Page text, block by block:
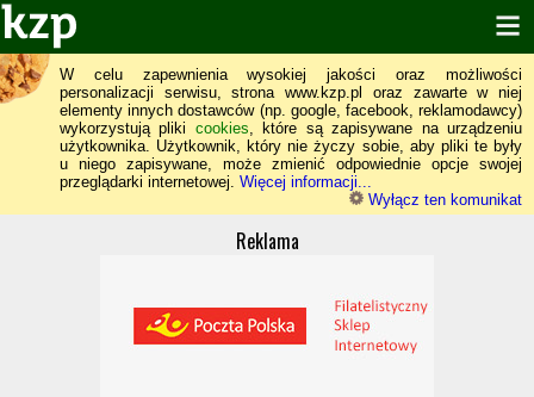
W celu zapewnienia wysokiej jakości oraz możliwości
personalizacji serwisu, strona www.kzp.pl oraz zawarte w niej
elementy innych dostawców (np. google, facebook, reklamodawcy)
wykorzystują pliki cookies, które są zapisywane na urządzeniu
użytkownika. Użytkownik, który nie życzy sobie, aby pliki te były
u niego zapisywane, może zmienić odpowiednie opcje swojej
przeglądarki internetowej. Więcej informacji...
Wyłącz ten komunikat
Reklama